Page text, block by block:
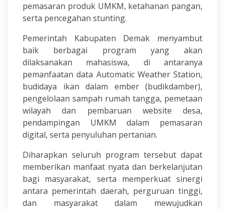
pemasaran produk UMKM, ketahanan pangan,
serta pencegahan stunting.
Pemerintah Kabupaten Demak menyambut
baik berbagai program yang akan
dilaksanakan mahasiswa, di antaranya
pemanfaatan data Automatic Weather Station,
budidaya ikan dalam ember (budikdamber),
pengelolaan sampah rumah tangga, pemetaan
wilayah dan pembaruan website desa,
pendampingan UMKM dalam pemasaran
digital, serta penyuluhan pertanian.
Diharapkan seluruh program tersebut dapat
memberikan manfaat nyata dan berkelanjutan
bagi masyarakat, serta memperkuat sinergi
antara pemerintah daerah, perguruan tinggi,
dan masyarakat dalam mewujudkan